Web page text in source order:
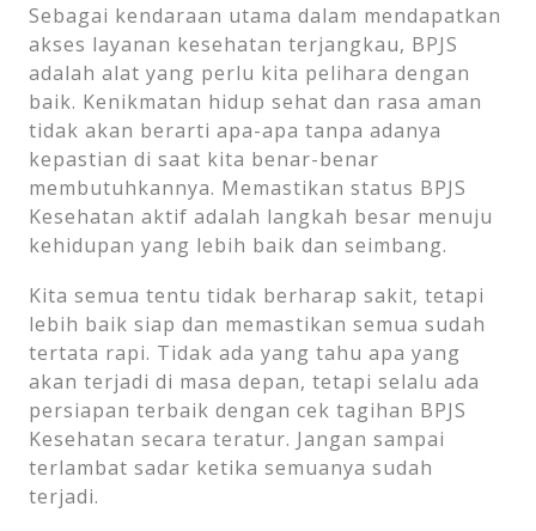
Sebagai kendaraan utama dalam mendapatkan
akses layanan kesehatan terjangkau, BPJS
adalah alat yang perlu kita pelihara dengan
baik. Kenikmatan hidup sehat dan rasa aman
tidak akan berarti apa-apa tanpa adanya
kepastian di saat kita benar-benar
membutuhkannya. Memastikan status BPJS
Kesehatan aktif adalah langkah besar menuju
kehidupan yang lebih baik dan seimbang.
Kita semua tentu tidak berharap sakit, tetapi
lebih baik siap dan memastikan semua sudah
tertata rapi. Tidak ada yang tahu apa yang
akan terjadi di masa depan, tetapi selalu ada
persiapan terbaik dengan cek tagihan BPJS
Kesehatan secara teratur. Jangan sampai
terlambat sadar ketika semuanya sudah
terjadi.